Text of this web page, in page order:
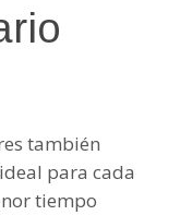
también
para cada
tiempo